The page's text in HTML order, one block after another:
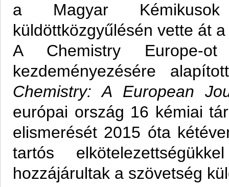
a Magyar
küldöttközgyűlésén vette át
A Chemistry Europe-
kezdeményezésére
Chemistry: A European
európai ország 16 kémiai
elismerését 2015 óta
tartós
hozzájárultak a szövetség